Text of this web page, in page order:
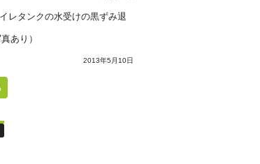
イレタンクの水受けの黒ずみ退
あり）
2013年5月10日